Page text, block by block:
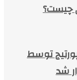
چیست؟
توسط
شد